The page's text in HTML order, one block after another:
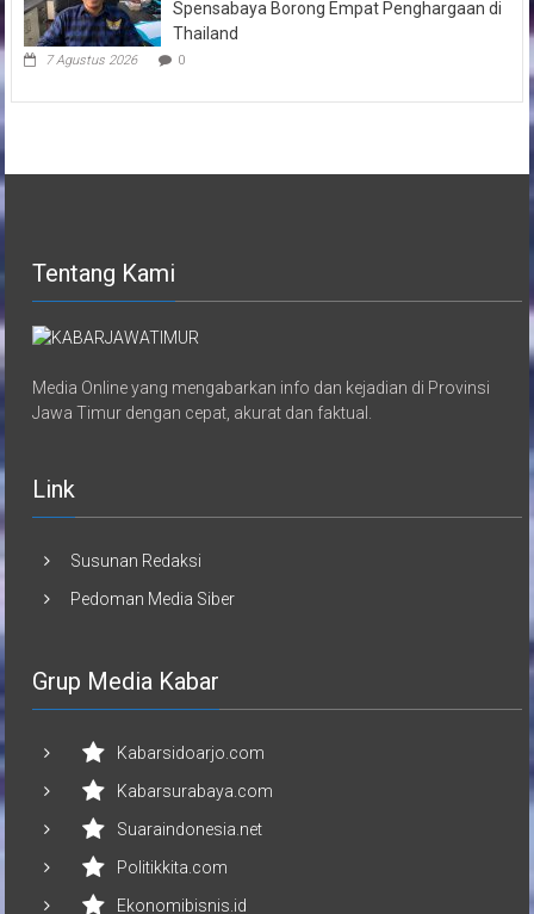
Spensabaya Borong Empat Penghargaan di
Thailand
7 Agustus 2026 0
Tentang Kami
Media Online yang mengabarkan info dan kejadian di Provinsi
Jawa Timur dengan cepat, akurat dan faktual.
Link
Susunan Redaksi
Pedoman Media Siber
Grup Media Kabar
Kabarsidoarjo.com
Kabarsurabaya.com
Suaraindonesia.net
Politikkita.com
Ekonomibisnis.id